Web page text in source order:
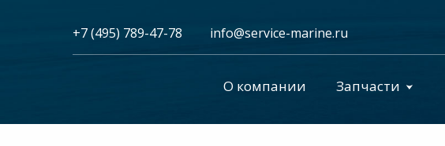
+7 (495) 789-47-78 info@service-marine.ru​​
О компании Запчасти